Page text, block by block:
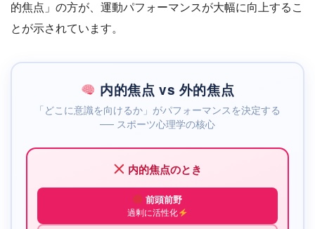
的焦点」の方が、運動パフォーマンスが大幅に向上するこ
とが示されています。
内的焦点 vs 外的焦点
「どこに意識を向けるか」がパフォーマンスを決定する
── スポーツ心理学の核心
内的焦点のとき
前頭前野
過剰に活性化